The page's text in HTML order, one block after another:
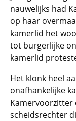
nauwelijks had
op haar
kamerlid het
tot burgerlijke
kamerlid
Het klonk heel
onafhankelijke
Kamervoorzitter
scheidsrechter